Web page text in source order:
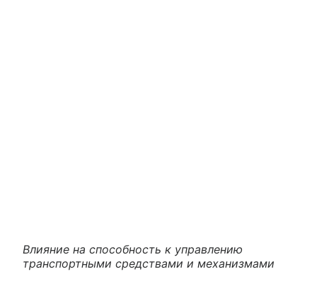
Влияние на способность к управлению
транспортными средствами и механизмами